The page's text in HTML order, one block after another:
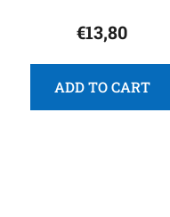
€13,80
ADD TO CART